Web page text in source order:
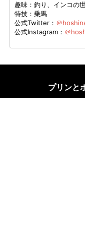
趣味：釣り、インコの
特技：乗馬
公式Twitter： ＠
公式Instagram： ＠
プリンと